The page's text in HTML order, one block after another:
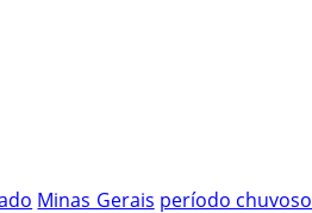
Minas Gerais período chuvoso